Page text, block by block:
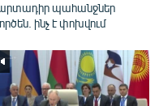
պահանջներ
ինչ է փոխվում